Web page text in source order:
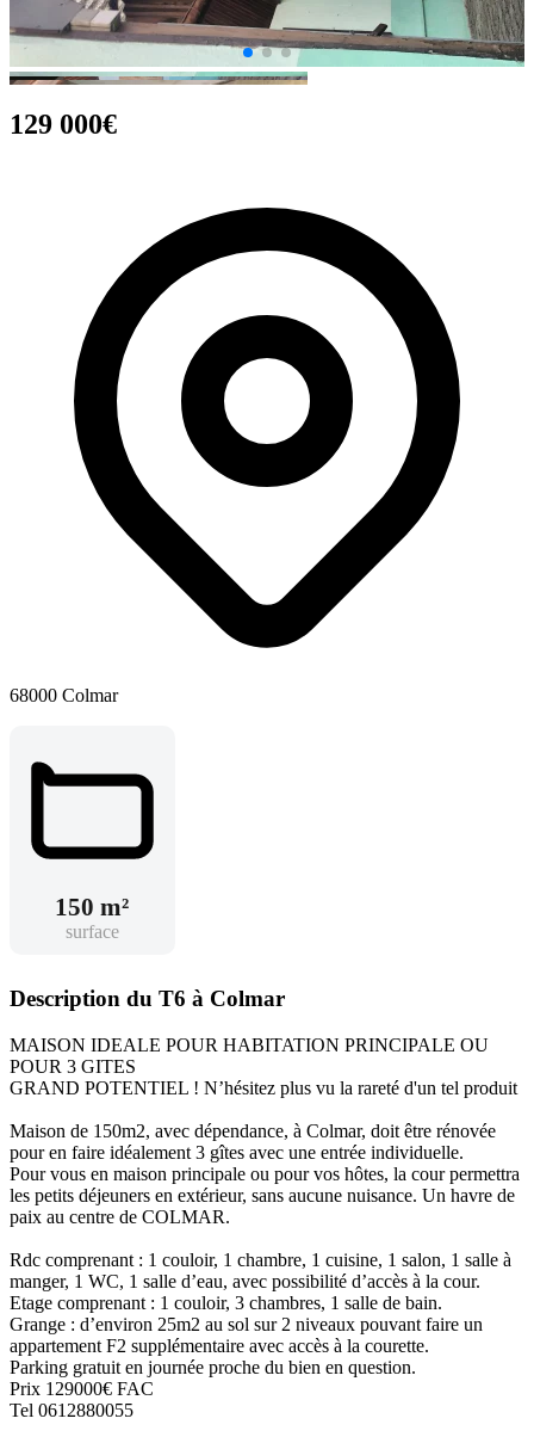
129 000€
68000 Colmar
150 m²
surface
Description du T6 à Colmar
MAISON IDEALE POUR HABITATION PRINCIPALE OU
POUR 3 GITES
GRAND POTENTIEL ! N’hésitez plus vu la rareté d'un tel produit
Maison de 150m2, avec dépendance, à Colmar, doit être rénovée
pour en faire idéalement 3 gîtes avec une entrée individuelle.
Pour vous en maison principale ou pour vos hôtes, la cour permettra
les petits déjeuners en extérieur, sans aucune nuisance. Un havre de
paix au centre de COLMAR.
Rdc comprenant : 1 couloir, 1 chambre, 1 cuisine, 1 salon, 1 salle à
manger, 1 WC, 1 salle d’eau, avec possibilité d’accès à la cour.
Etage comprenant : 1 couloir, 3 chambres, 1 salle de bain.
Grange : d’environ 25m2 au sol sur 2 niveaux pouvant faire un
appartement F2 supplémentaire avec accès à la courette.
Parking gratuit en journée proche du bien en question.
Prix 129000€ FAC
Tel 0612880055